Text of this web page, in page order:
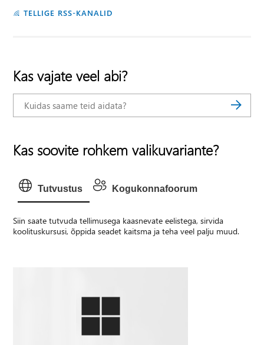
TELLIGE RSS-KANALID
Kas vajate veel abi?
Kas soovite rohkem valikuvariante?
Tutvustus Kogukonnafoorum
Siin saate tutvuda tellimusega kaasnevate eelistega, sirvida
koolituskursusi, õppida seadet kaitsma ja teha veel palju muud.